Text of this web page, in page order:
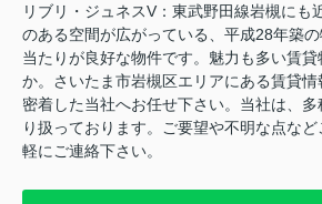
リブリ・ジュネスV：東武野田線岩槻にも
のある空間が広がっている、平成28年築
当たりが良好な物件です。魅力も多い賃
か。さいたま市岩槻区エリアにある賃貸
密着した当社へお任せ下さい。当社は、
り扱っております。ご要望や不明な点な
軽にご連絡下さい。